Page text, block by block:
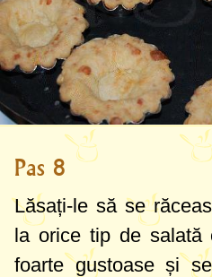
Pas 8
Lăsați-le să se
la orice tip de salată
foarte gustoase și